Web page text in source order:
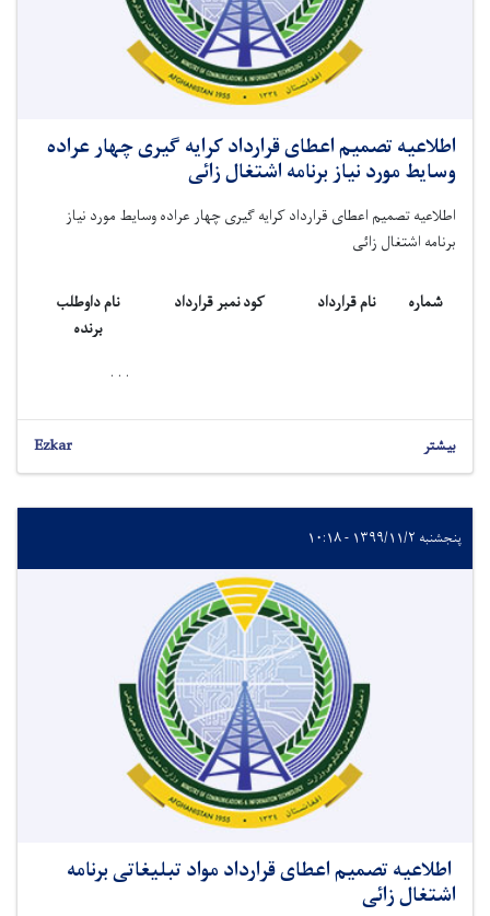
اطلاعیه تصمیم اعطای قرارداد کرایه گیری چهار عراده
وسایط مورد نیاز برنامه اشتغال زائی
اطلاعیه تصمیم اعطای قرارداد کرایه گیری چهار عراده وسایط مورد نیاز
برنامه اشتغال زائی
شماره نام قرارداد کود نمبر قرارداد
نام داوطلب
برنده
. . .
بیشتر Ezkar
پنجشنبه ۱۳۹۹/۱۱/۲ - ۱۰:۱۸
اطلاعیه تصمیم اعطای قرارداد مواد تبلیغاتی برنامه
اشتغال زائی